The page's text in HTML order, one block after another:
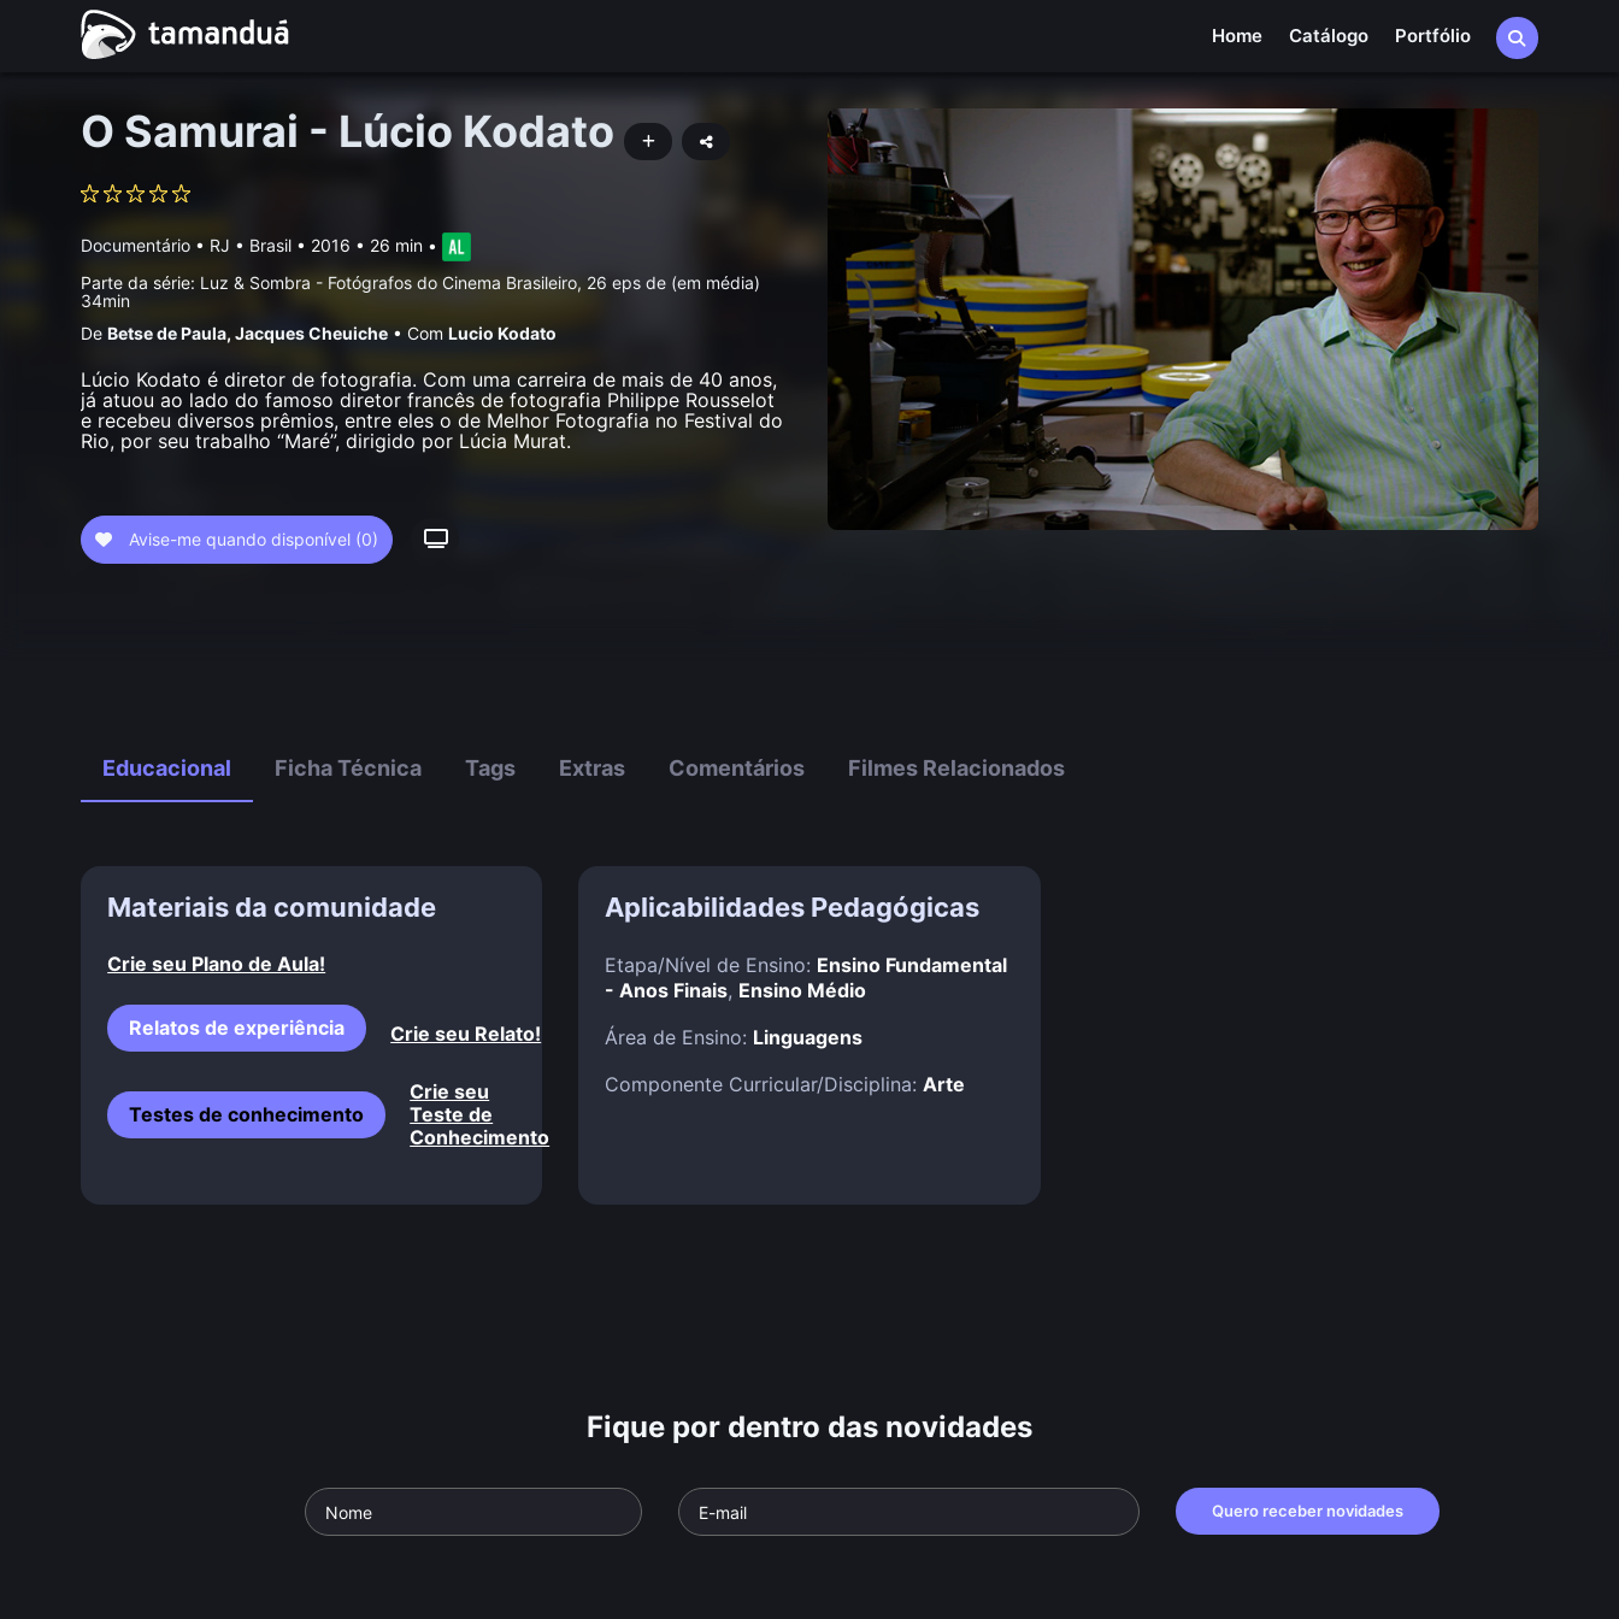
Home Catálogo Portfólio
O Samurai - Lúcio Kodato
Documentário • RJ • Brasil • 2016 • 26 min •
Parte da série: Luz & Sombra - Fotógrafos do Cinema Brasileiro, 26 eps de (em média)
34min
DeBetse de Paula,Jacques Cheuiche •ComLucio Kodato
Lúcio Kodato é diretor de fotografia. Com uma carreira de mais de 40 anos,
já atuou ao lado do famoso diretor francês de fotografia Philippe Rousselot
e recebeu diversos prêmios, entre eles o de Melhor Fotografia no Festival do
Rio, por seu trabalho “Maré”, dirigido por Lúcia Murat.
Avise-me quando disponível (0)
Educacional Ficha Técnica Tags Extras Comentários Filmes Relacionados
Materiais da comunidade
Crie seu Plano de Aula!
Relatos de experiência Crie seu Relato!
Testes de conhecimento
Crie seu
Teste de
Conhecimento
Aplicabilidades Pedagógicas
Etapa/Nível de Ensino: Ensino Fundamental
- Anos Finais, Ensino Médio
Área de Ensino: Linguagens
Componente Curricular/Disciplina: Arte
Fique por dentro das novidades
Quero receber novidades